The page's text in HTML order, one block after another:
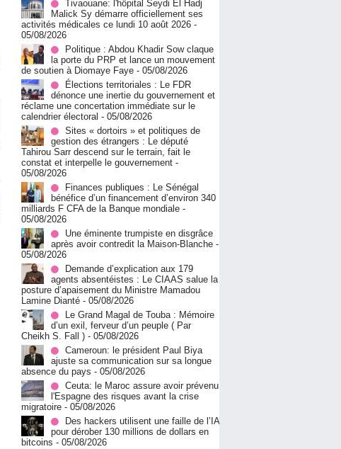
Tivaouane: l'hôpital Seydi El Hadj
Malick Sy démarre officiellement ses
activités médicales ce lundi 10 août 2026 -
05/08/2026
Politique : Abdou Khadir Sow claque
la porte du PRP et lance un mouvement
de soutien à Diomaye Faye - 05/08/2026
Élections territoriales : Le FDR
dénonce une inertie du gouvernement et
réclame une concertation immédiate sur le
calendrier électoral - 05/08/2026
Sites « dortoirs » et politiques de
gestion des étrangers : Le député
Tahirou Sarr descend sur le terrain, fait le
constat et interpelle le gouvernement -
05/08/2026
Finances publiques : Le Sénégal
bénéfice d’un financement d’environ 340
milliards F CFA de la Banque mondiale -
05/08/2026
Une éminente trumpiste en disgrâce
après avoir contredit la Maison-Blanche -
05/08/2026
Demande d’explication aux 179
agents absentéistes : Le CIAAS salue la
posture d’apaisement du Ministre Mamadou
Lamine Dianté - 05/08/2026
Le Grand Magal de Touba : Mémoire
d’un exil, ferveur d’un peuple ( Par
Cheikh S. Fall ) - 05/08/2026
Cameroun: le président Paul Biya
ajuste sa communication sur sa longue
absence du pays - 05/08/2026
Ceuta: le Maroc assure avoir prévenu
l'Espagne des risques avant la crise
migratoire - 05/08/2026
Des hackers utilisent une faille de l’IA
pour dérober 130 millions de dollars en
bitcoins - 05/08/2026